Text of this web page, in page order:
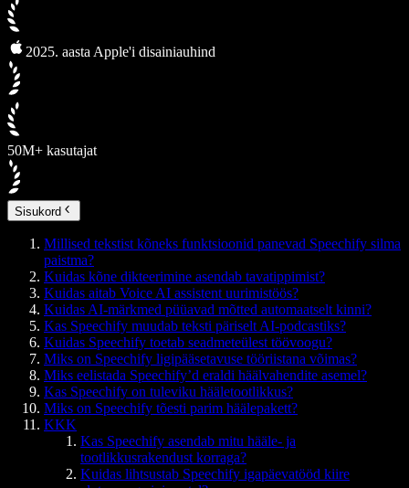
2025. aasta Apple'i disainiauhind
50M+ kasutajat
Sisukord
Millised tekstist kõneks funktsioonid panevad Speechify silma
paistma?
Kuidas kõne dikteerimine asendab tavatippimist?
Kuidas aitab Voice AI assistent uurimistöös?
Kuidas AI-märkmed püüavad mõtted automaatselt kinni?
Kas Speechify muudab teksti päriselt AI-podcastiks?
Kuidas Speechify toetab seadmeteülest töövoogu?
Miks on Speechify ligipääsetavuse tööriistana võimas?
Miks eelistada Speechify’d eraldi häälvahendite asemel?
Kas Speechify on tuleviku hääletootlikkus?
Miks on Speechify tõesti parim häälepakett?
KKK
Kas Speechify asendab mitu hääle- ja
tootlikkusrakendust korraga?
Kuidas lihtsustab Speechify igapäevatööd kiire